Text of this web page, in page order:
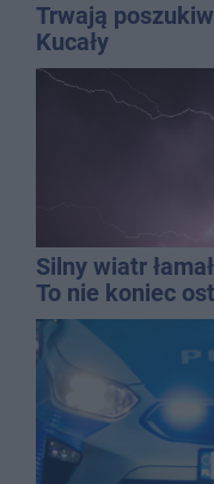
Trwają
Kucały
Silny wiatr
To nie koniec